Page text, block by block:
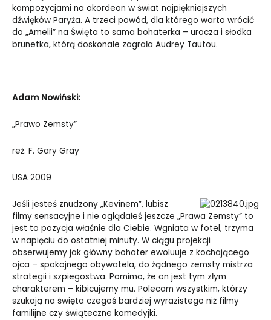
kompozycjami na akordeon w świat najpiękniejszych
dźwięków Paryża. A trzeci powód, dla którego warto wrócić
do „Amelii” na Święta to sama bohaterka – urocza i słodka
brunetka, którą doskonale zagrała Audrey Tautou.
Adam Nowiński:
„Prawo Zemsty”
reż. F. Gary Gray
USA 2009
Jeśli jesteś znudzony „Kevinem”, lubisz
filmy sensacyjne i nie oglądałeś jeszcze „Prawa Zemsty” to
jest to pozycja właśnie dla Ciebie. Wgniata w fotel, trzyma
w napięciu do ostatniej minuty. W ciągu projekcji
obserwujemy jak główny bohater ewoluuje z kochającego
ojca – spokojnego obywatela, do żądnego zemsty mistrza
strategii i szpiegostwa. Pomimo, że on jest tym złym
charakterem – kibicujemy mu. Polecam wszystkim, którzy
szukają na święta czegoś bardziej wyrazistego niż filmy
familijne czy świąteczne komedyjki.